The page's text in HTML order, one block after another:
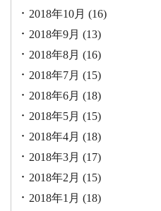
2018年10月 (16)
2018年9月 (13)
2018年8月 (16)
2018年7月 (15)
2018年6月 (18)
2018年5月 (15)
2018年4月 (18)
2018年3月 (17)
2018年2月 (15)
2018年1月 (18)